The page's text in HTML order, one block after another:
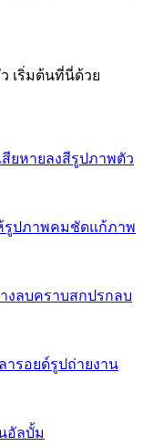
เริ่มต้นที่นี่ด้วย
ยหายลงสีรูปภาพตัว
รูปภาพคมชัดแก้ภาพ
งลบคราบสกปรกลบ
ารอยด์รูปถ่ายงาน
อัลบั้ม